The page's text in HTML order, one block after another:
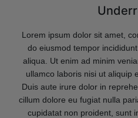
Lorem ipsum dolor sit amet,
do eiusmod tempor
aliqua. Ut enim ad minim
ullamco laboris nisi ut aliquip
Duis aute irure dolor in
cillum dolore eu fugiat nulla
cupidatat non proident, sunt